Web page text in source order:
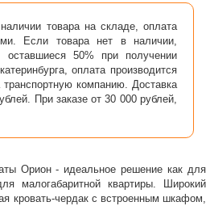
товара на складе, оплата
Если товара нет в наличии,
оставшиеся 50% при получении
оплата производится
транспортную компанию. Доставка
При заказе от 30 000 рублей,
Орион - идеальное решение как для
малогабаритной квартиры. Широкий
кровать-чердак с встроенным шкафом,